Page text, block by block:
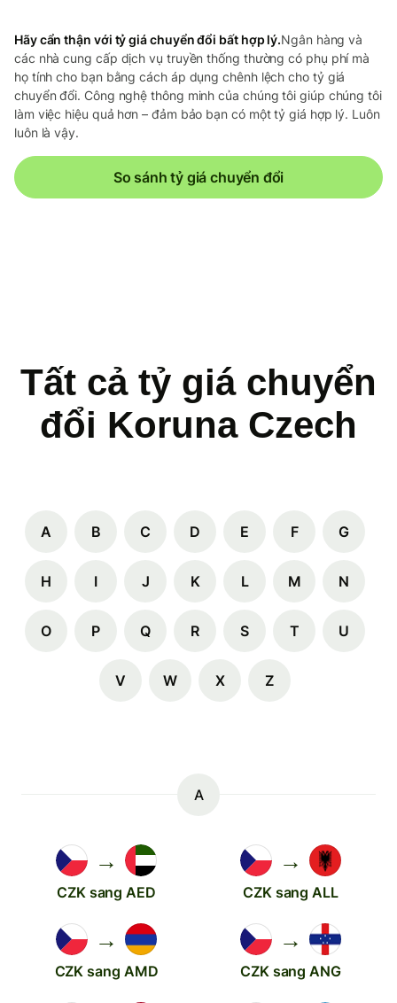
Hãy cẩn thận với tỷ giá chuyển đổi bất hợp lý.Ngân hàng và
các nhà cung cấp dịch vụ truyền thống thường có phụ phí mà
họ tính cho bạn bằng cách áp dụng chênh lệch cho tỷ giá
chuyển đổi. Công nghệ thông minh của chúng tôi giúp chúng tôi
làm việc hiệu quả hơn – đảm bảo bạn có một tỷ giá hợp lý. Luôn
luôn là vậy.
So sánh tỷ giá chuyển đổi
Tất cả tỷ giá chuyển
đổi Koruna Czech
A B C D E F G
H I J K L M N
O P Q R S T U
V W X Z
A
→
CZK sang AED
→
CZK sang ALL
→
CZK sang AMD
→
CZK sang ANG